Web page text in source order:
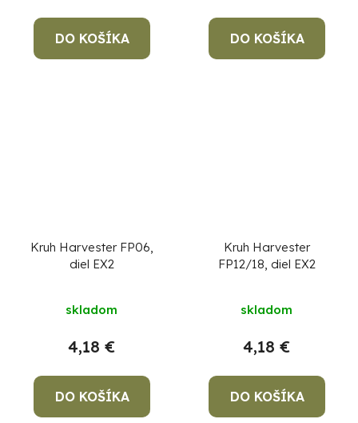
DO KOŠÍKA DO KOŠÍKA
Kruh Harvester FP06,
diel EX2
skladom
4,18 €
DO KOŠÍKA
Kruh Harvester
FP12/18, diel EX2
skladom
4,18 €
DO KOŠÍKA